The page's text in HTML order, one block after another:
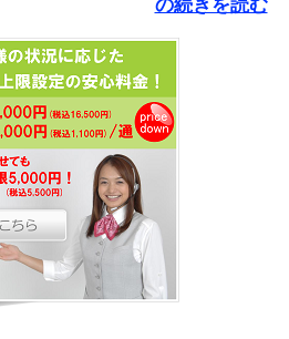
の続きを読む